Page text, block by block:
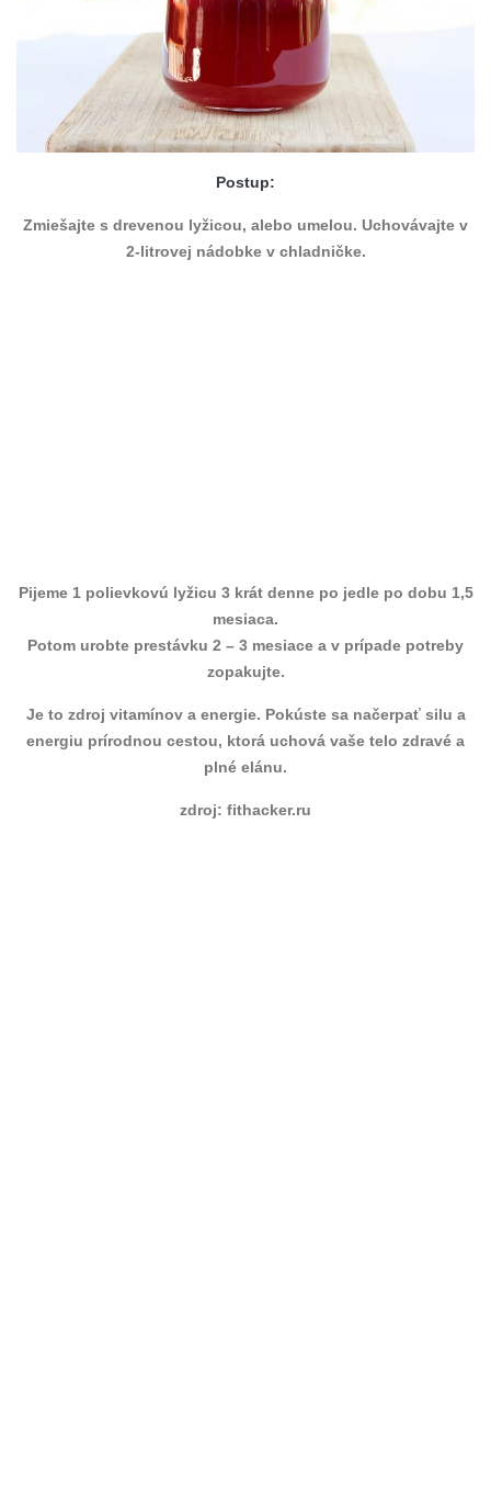
Postup:
Zmiešajte s drevenou lyžicou, alebo umelou. Uchovávajte v
2-litrovej nádobke v chladničke.
Pijeme 1 polievkovú lyžicu 3 krát denne po jedle po dobu 1,5
mesiaca.
Potom urobte prestávku 2 – 3 mesiace a v prípade potreby
zopakujte.
Je to zdroj vitamínov a energie. Pokúste sa načerpať silu a
energiu prírodnou cestou, ktorá uchová vaše telo zdravé a
plné elánu.
zdroj: fithacker.ru